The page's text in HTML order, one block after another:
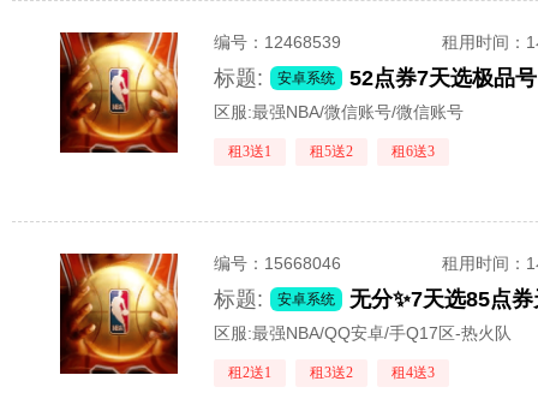
编号： 12468539 租用时间 ：
标题: 安卓系统 52点券7天选极品
区服:最强NBA/微信账号/微信账号
租3送1 租5送2 租6送3
编号： 15668046 租用时间 ：
标题: 安卓系统
区服:最强NBA/QQ安卓/手Q17区-热火队
租2送1 租3送2 租4送3